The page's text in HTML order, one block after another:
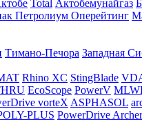
Total Актобемунайгаз
Петролиум Оперейтинг
Тимано-Печора Западная
Rhino XC StingBlade
EcoScope PowerV
vorteX ASPHASOL
PLUS PowerDrive